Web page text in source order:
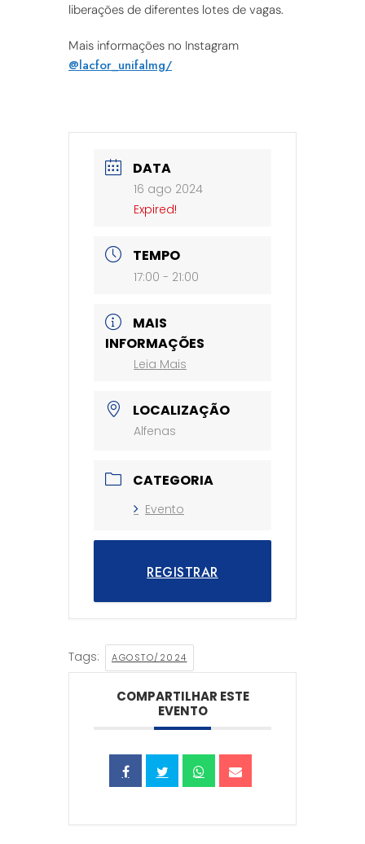
liberações de diferentes lotes de vagas.
Mais informações no Instagram
@lacfor_unifalmg/
DATA
16 ago 2024
Expired!
TEMPO
17:00 - 21:00
MAIS
INFORMAÇÕES
Leia Mais
LOCALIZAÇÃO
Alfenas
CATEGORIA
Evento
REGISTRAR
Tags: AGOSTO/2024
COMPARTILHAR ESTE
EVENTO